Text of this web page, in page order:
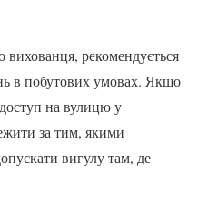
вихованця, рекомендується
в побутових умовах. Якщо
на вулицю у
за тим, якими
вигулу там, де